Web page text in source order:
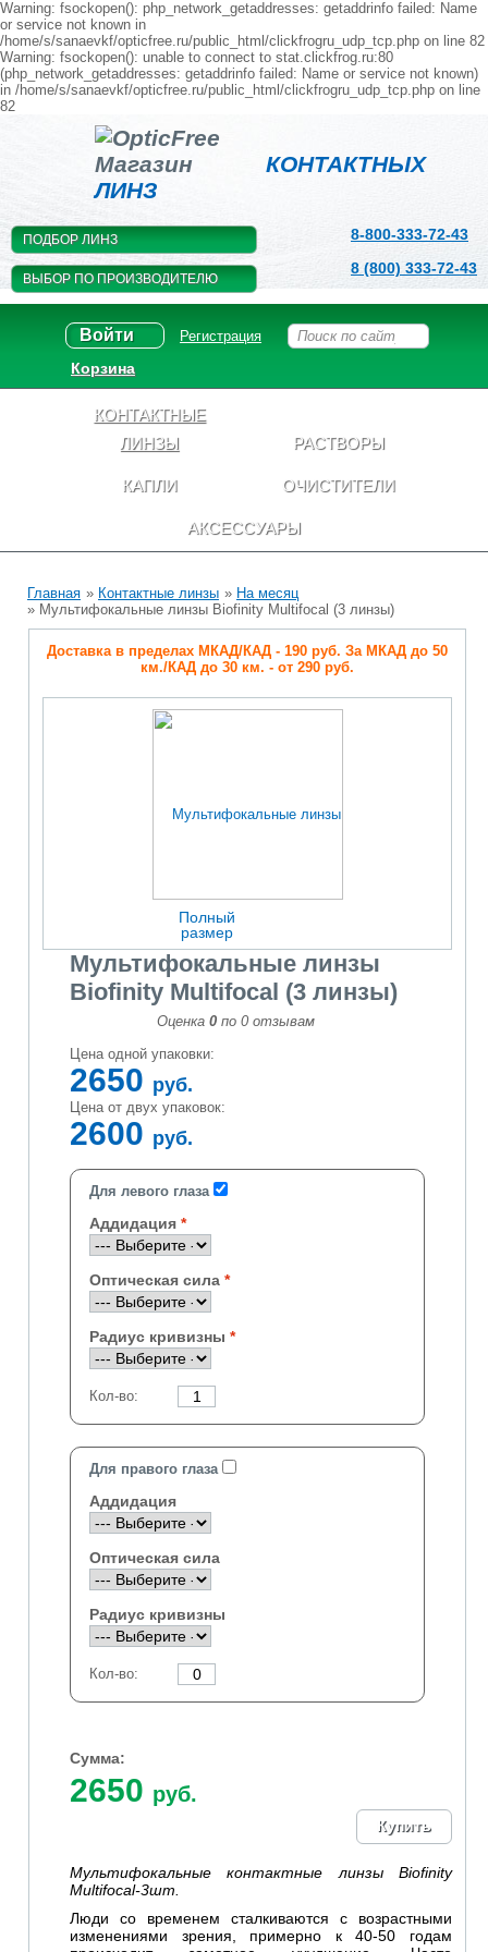
Warning: fsockopen(): php_network_getaddresses: getaddrinfo failed: Name
or service not known in
/home/s/sanaevkf/opticfree.ru/public_html/clickfrogru_udp_tcp.php on line 82
Warning: fsockopen(): unable to connect to stat.clickfrog.ru:80
(php_network_getaddresses: getaddrinfo failed: Name or service not known)
in /home/s/sanaevkf/opticfree.ru/public_html/clickfrogru_udp_tcp.php on line
82
Магазин КОНТАКТНЫХ
ЛИНЗ
ПОДБОР ЛИНЗ
ВЫБОР ПО ПРОИЗВОДИТЕЛЮ
8-800-333-72-43
8 (800) 333-72-43
Войти Регистрация
Корзина
КОНТАКТНЫЕ
ЛИНЗЫ
РАСТВОРЫ
КАПЛИ ОЧИСТИТЕЛИ
АКСЕССУАРЫ
Главная » Контактные линзы » На месяц
» Мультифокальные линзы Biofinity Multifocal (3 линзы)
Доставка в пределах МКАД/КАД - 190 руб. За МКАД до 50
км./КАД до 30 км. - от 290 руб.
Полный
размер
Мультифокальные линзы
Biofinity Multifocal (3 линзы)
Оценка 0 по 0 отзывам
Цена одной упаковки:
2650 руб.
Цена от двух упаковок:
2600 руб.
Для левого глаза
Аддидация
Оптическая сила
Радиус кривизны
Кол-во:
Для правого глаза
Аддидация
Оптическая сила
Радиус кривизны
Кол-во:
Сумма:
2650 руб.
Мультифокальные контактные линзы Biofinity
Multifocal-3шт.
Люди со временем сталкиваются с возрастными
изменениями зрения, примерно к 40-50 годам